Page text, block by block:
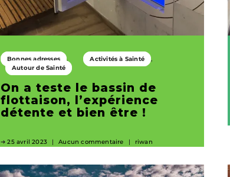
Bonnes adresses
Activités à Sainté
Autour de Sainté
On a teste le bassin de
flottaison, l’expérience
détente et bien être !
25 avril 2023 Aucun commentaire riwan